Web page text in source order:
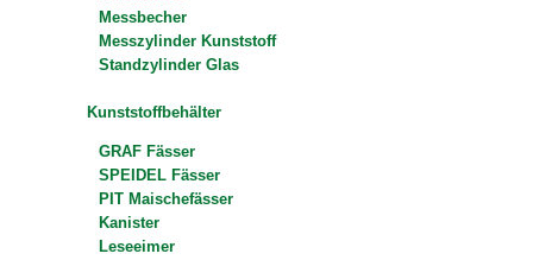
Messbecher
Messzylinder Kunststoff
Standzylinder Glas
Kunststoffbehälter
GRAF Fässer
SPEIDEL Fässer
PIT Maischefässer
Kanister
Leseeimer